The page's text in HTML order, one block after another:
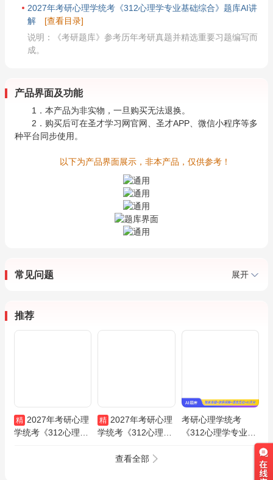
2027年考研心理学统考《312心理学专业基础综合》题库AI讲
解
[查看目录]
说明：《考研题库》参考历年考研真题并精选重要习题编写而
成。
产品界面及功能
1．本产品为非实物，一旦购买无法退换。
2．购买后可在圣才学习网官网、圣才APP、微信小程序等多
种平台同步使用。
以下为产品界面展示，非本产品，仅供参考！
常见问题 展开
推荐
精 2027年考研心理
学统考《312心理学
精 2027年考研心理
学统考《312心理学
考研心理学统考
《312心理学专业基
础综合》历年考研真
查看全部